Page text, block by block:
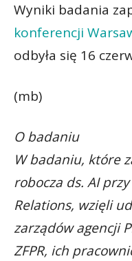
Wyniki badania
konferencji
odbyła się 16
(mb)
O badaniu
W badaniu, które
robocza ds. AI
Relations, wzięli
zarządów agencji
ZFPR, ich